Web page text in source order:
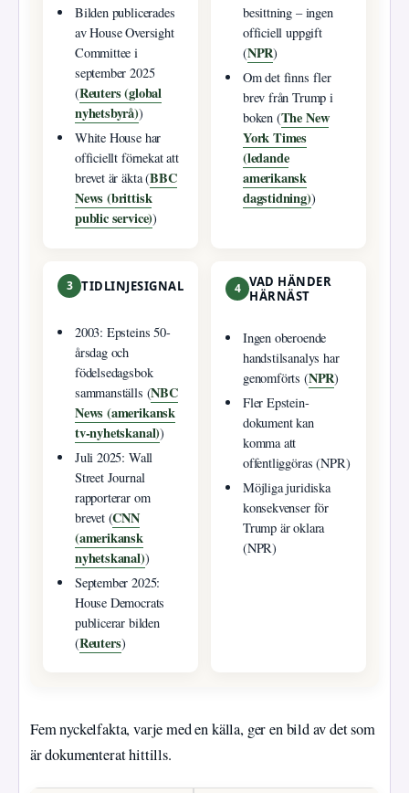
Bilden publicerades
av House Oversight
Committee i
september 2025
(Reuters (global
nyhetsbyrå))
White House har
officiellt förnekat att
brevet är äkta (BBC
News (brittisk
public service))
besittning – ingen
officiell uppgift
(NPR)
Om det finns fler
brev från Trump i
boken (The New
York Times
(ledande
amerikansk
dagstidning))
3 TIDLINJESIGNAL
2003: Epsteins 50-
årsdag och
födelsedagsbok
sammanställs (NBC
News (amerikansk
tv-nyhetskanal))
Juli 2025: Wall
Street Journal
rapporterar om
brevet (CNN
(amerikansk
nyhetskanal))
September 2025:
House Democrats
publicerar bilden
(Reuters)
4 VAD HÄNDER
HÄRNÄST
Ingen oberoende
handstilsanalys har
genomförts (NPR)
Fler Epstein-
dokument kan
komma att
offentliggöras (NPR)
Möjliga juridiska
konsekvenser för
Trump är oklara
(NPR)
Fem nyckelfakta, varje med en källa, ger en bild av det som
är dokumenterat hittills.